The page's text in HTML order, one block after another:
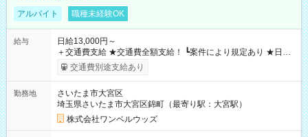
アルバイト 職種未経験OK
給与
日給13,000円～
＋交通費支給 ★交通費全額支給！ ┗案件により規定あり ★日払
いOK！（規定あり） ┗働いたその日に現金GET♪ お仕事後はコ
ンビニATMから 日払い分を引き落とせます！ 【試用期間】試
交通費別途支給あり
勤務地
さいたま市大宮区
埼玉県さいたま市大宮区錦町（最寄り駅：大宮駅）
株式会社ワンベルウッズ